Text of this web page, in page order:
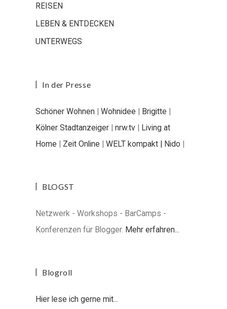
REISEN
LEBEN & ENTDECKEN
UNTERWEGS
In der Presse
Schöner Wohnen | Wohnidee | Brigitte |
Kölner Stadtanzeiger | nrw.tv | Living at
Home | Zeit Online | WELT kompakt | Nido |
BLOGST
Netzwerk - Workshops - BarCamps -
Konferenzen für Blogger. Mehr erfahren...
Blogroll
Hier lese ich gerne mit...